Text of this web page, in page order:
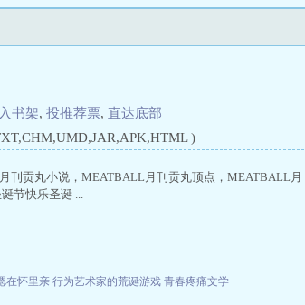
书架, 投推荐票, 直达底部
)
刊贡丸小说，MEATBALL月刊贡丸顶点，MEATBALL月
节快乐圣诞 ...
在怀里亲 行为艺术家的荒诞游戏 青春疼痛文学